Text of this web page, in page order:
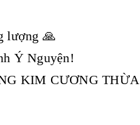
lượng 🙏
Ý Nguyện!
KIM CƯƠNG THỪA